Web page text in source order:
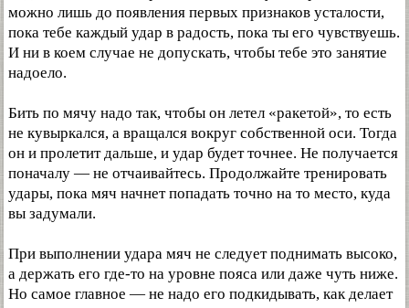
можно лишь до появления первых признаков усталости,
пока тебе каждый удар в радость, пока ты его чувствуешь.
И ни в коем случае не допускать, чтобы тебе это занятие
надоело.
Бить по мячу надо так, чтобы он летел «ракетой», то есть
не кувыркался, а вращался вокруг собственной оси. Тогда
он и пролетит дальше, и удар будет точнее. Не получается
поначалу — не отчаивайтесь. Продолжайте тренировать
удары, пока мяч начнет попадать точно на то место, куда
вы задумали.
При выполнении удара мяч не следует поднимать высоко,
а держать его где-то на уровне пояса или даже чуть ниже.
Но самое главное — не надо его подкидывать, как делает